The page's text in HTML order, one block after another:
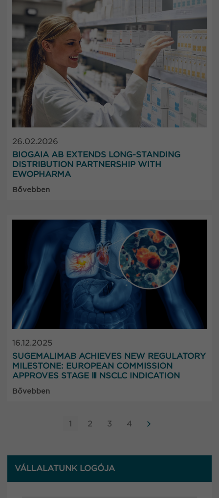
VÁLLALATUNK LOGÓJA
26.02.2026
BIOGAIA AB EXTENDS LONG-STANDING
DISTRIBUTION PARTNERSHIP WITH
EWOPHARMA
Bővebben
16.12.2025
SUGEMALIMAB ACHIEVES NEW REGULATORY
MILESTONE: EUROPEAN COMMISSION
APPROVES STAGE Ⅲ NSCLC INDICATION
Bővebben
1 2 3 4